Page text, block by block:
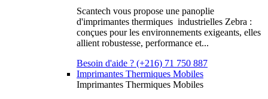
Scantech vous propose une panoplie
d'imprimantes thermiques industrielles Zebra :
conçues pour les environnements exigeants, elles
allient robustesse, performance et...
Besoin d'aide ? (+216) 71 750 887
Imprimantes Thermiques Mobiles
Imprimantes Thermiques Mobiles